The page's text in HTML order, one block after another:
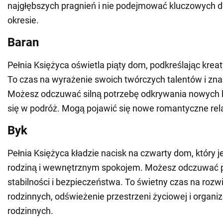
najgłębszych pragnień i nie podejmować kluczowych
okresie.
Baran
Pełnia Księżyca oświetla piąty dom, podkreślając
To czas na wyrażenie swoich twórczych talentów i
Możesz odczuwać silną potrzebę odkrywania nowych
się w podróż. Mogą pojawić się nowe romantyczne
Byk
Pełnia Księżyca kładzie nacisk na czwarty dom, który
rodziną i wewnętrznym spokojem. Możesz odczuwać
stabilności i bezpieczeństwa. To świetny czas na
rodzinnych, odświeżenie przestrzeni życiowej i
rodzinnych.